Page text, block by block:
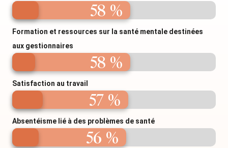
Formation et ressources sur la santé mentale destinées
aux gestionnaires
58 %
Satisfaction au travail
57 %
Absentéisme lié à des problèmes de santé
56 %
58 %